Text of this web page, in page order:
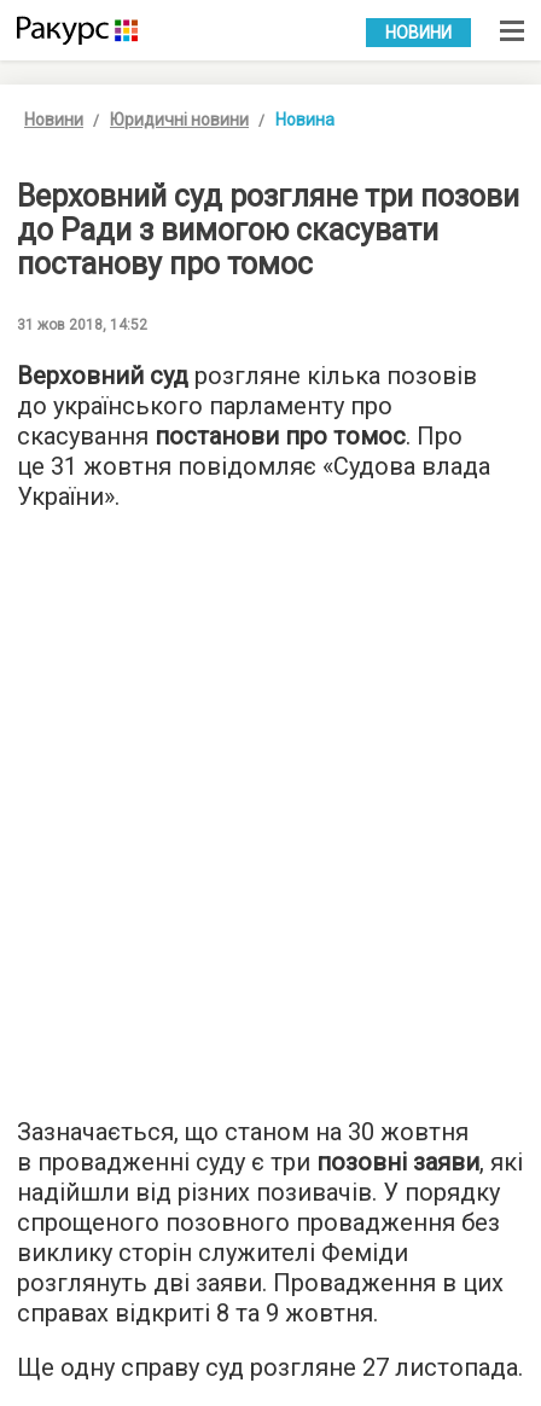
УКР РУС
НОВИНИ
Новини Юридичні новини Новина
Верховний суд розгляне три позови
до Ради з вимогою скасувати
постанову про томос
31 жов 2018, 14:52
Верховний суд розгляне кілька позовів
до українського парламенту про
скасування постанови про томос. Про
це 31 жовтня повідомляє «Судова влада
України».
Зазначається, що станом на 30 жовтня
в провадженні суду є три позовні заяви, які
надійшли від різних позивачів. У порядку
спрощеного позовного провадження без
виклику сторін служителі Феміди
розглянуть дві заяви. Провадження в цих
справах відкриті 8 та 9 жовтня.
Ще одну справу суд розгляне 27 листопада.